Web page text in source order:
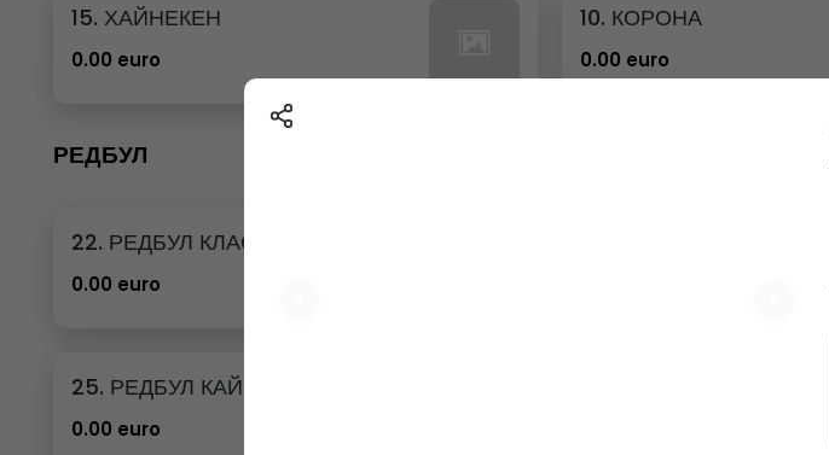
15. ХАЙНЕКЕН
0.00 euro
10. КОРОНА
0.00 euro
РЕДБУЛ
22. РЕДБУЛ КЛАСИК
0.00 euro
25. РЕДБУЛ КАЙСИЯ И ЯГОДА
0.00 euro